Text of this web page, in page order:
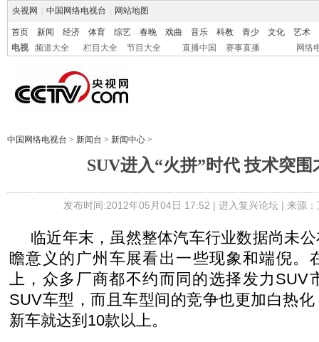
央视网 中国网络电视台 网站地图
首页 新闻 经济 体育 综艺 春晚 戏曲 音乐 科教 青少 文化
艺术
电视
频道大全 栏目大全 节目大全 直播中国 赛事直播 网络
中国网络电视台 > 新闻台 > 新闻中心 >
SUV进入“火拼”时代 技术突围
发布时间:2012年05月04日 17:52 | 进入复兴论坛| 来源
临近年末，虽然整体汽车行业数据尚未
瞻意义的广州车展看出一些现象和端倪。
上，众多厂商都不约而同的选择发力SUV
SUV车型，而且车型间的竞争也更加白热
新车就达到10款以上。